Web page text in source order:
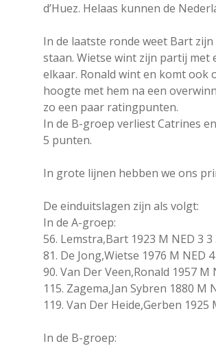
d’Huez. Helaas kunnen de
In de laatste ronde weet Bart
staan. Wietse wint zijn partij met
elkaar. Ronald wint en komt ook
hoogte met hem na een
zo een paar ratingpunten.
In de B-groep verliest Catrines
5 punten.
In grote lijnen hebben we ons
De einduitslagen zijn als volgt:
In de A-groep:
56. Lemstra,Bart 1923 M NED 3 3
81. De Jong,Wietse 1976 M NED
90. Van Der Veen,Ronald 1957 M
115. Zagema,Jan Sybren 1880 M
119. Van Der Heide,Gerben 1925
In de B-groep: